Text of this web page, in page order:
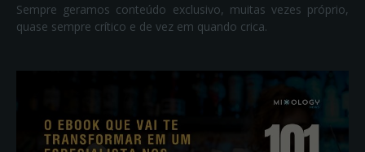
Sempre geramos conteúdo exclusivo, muitas vezes próprio,
quase sempre crítico e de vez em quando crica.